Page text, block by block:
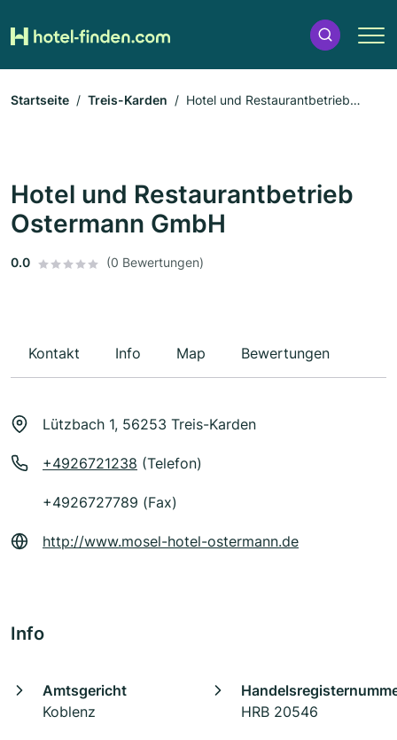
Startseite Treis-Karden
Hotel und Restaurantbetrieb
Hotel und Restaurantbetrieb
Ostermann GmbH
0.0 (0 Bewertungen)
Kontakt Info Map Bewertungen
Lützbach 1, 56253 Treis-Karden
+4926721238 (Telefon)
+4926727789 (Fax)
http://www.mosel-hotel-ostermann.de
Info
Amtsgericht
Koblenz
HRB 20546